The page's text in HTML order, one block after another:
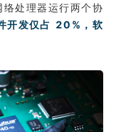
处理器运行两个协
开发仅占 20%，软